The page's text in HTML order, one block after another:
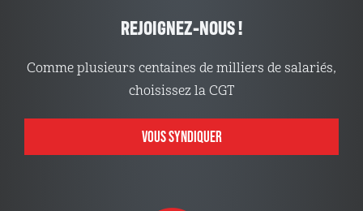
REJOIGNEZ-NOUS !
Comme plusieurs centaines de milliers de salariés,
choisissez la CGT
VOUS SYNDIQUER